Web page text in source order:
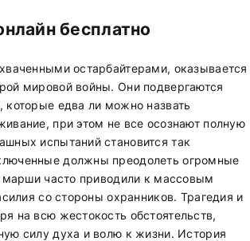
бесплатно
остарбайтерами, оказывается
мировой войны. Они подвергаются
которые едва ли можно назвать
при этом не все осознают полную
испытаний становится так
должны преодолеть огромные
часто приводили к массовым
со стороны охранников. Трагедия и
на всю жестокость обстоятельств,
силу духа и волю к жизни. История